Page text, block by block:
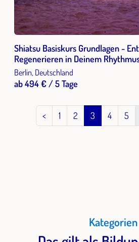
Shiatsu Basiskurs Grundlagen -
Regenerieren in Deinem
Berlin, Deutschland
ab 494 € / 5 Tage
< 1 2 3 4 5
Kategorien